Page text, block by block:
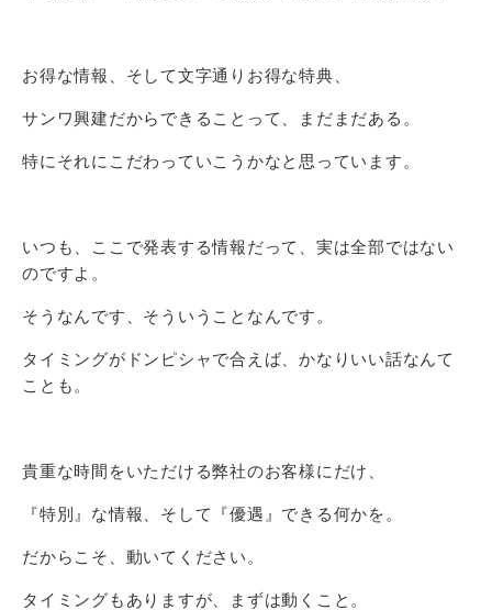
お得な情報、そして文字通りお得な特典、
サンワ興建だからできることって、まだまだある。
特にそれにこだわっていこうかなと思っています。
いつも、ここで発表する情報だって、実は全部ではない
のですよ。
そうなんです、そういうことなんです。
タイミングがドンピシャで合えば、かなりいい話なんて
ことも。
貴重な時間をいただける弊社のお客様にだけ、
『特別』な情報、そして『優遇』できる何かを。
だからこそ、動いてください。
タイミングもありますが、まずは動くこと。